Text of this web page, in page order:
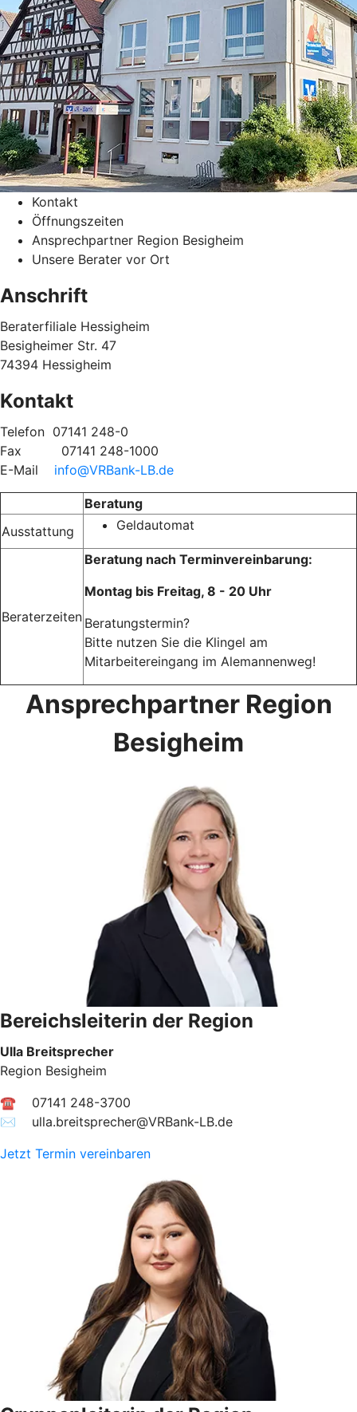
Kontakt
Öffnungszeiten
Ansprechpartner Region Besigheim
Unsere Berater vor Ort
Anschrift
Beraterfiliale Hessigheim
Besigheimer Str. 47
74394 Hessigheim
Kontakt
Telefon 07141 248-0
Fax 07141 248-1000
E-Mail info@VRBank-LB.de
Beratung
Ausstattung
Geldautomat
Beraterzeiten
Beratung nach Terminvereinbarung:
Montag bis Freitag, 8 - 20 Uhr
Beratungstermin?
Bitte nutzen Sie die Klingel am
Mitarbeitereingang im Alemannenweg!
Ansprechpartner Region
Besigheim
Bereichsleiterin der Region
Ulla Breitsprecher
Region Besigheim
☎ 07141 248-3700
✉︎ ulla.breitsprecher@VRBank-LB.de
Jetzt Termin vereinbaren